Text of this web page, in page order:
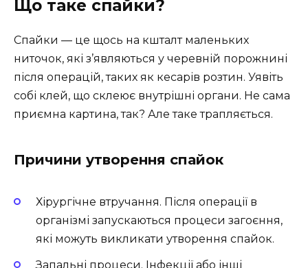
Що таке спайки?
Спайки — це щось на кшталт маленьких
ниточок, які з’являються у черевній порожнині
після операцій, таких як кесарів розтин. Уявіть
собі клей, що склеює внутрішні органи. Не сама
приємна картина, так? Але таке трапляється.
Причини утворення спайок
Хірургічне втручання. Після операції в
організмі запускаються процеси загоєння,
які можуть викликати утворення спайок.
Запальні процеси. Інфекції або інші